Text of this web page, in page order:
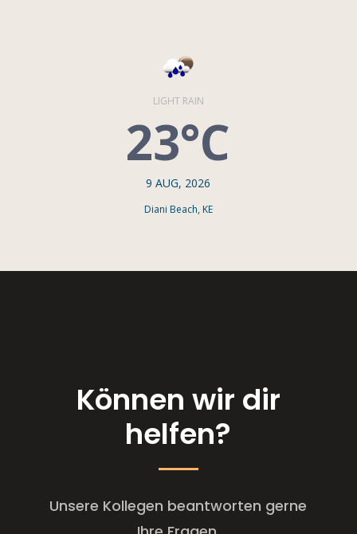
LIGHT RAIN
23°C
9 AUG, 2026
Diani Beach, KE
Können wir dir
helfen?
Unsere Kollegen beantworten gerne